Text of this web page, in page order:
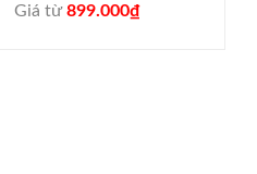
Giá từGiá
899.000₫Giá